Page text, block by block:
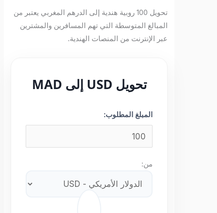
تحويل 100 روبية هندية إلى الدرهم المغربي يعتبر من
المبالغ المتوسطة التي تهم المسافرين والمشترين
عبر الإنترنت من المنصات الهندية.
تحويل USD إلى MAD
المبلغ المطلوب: